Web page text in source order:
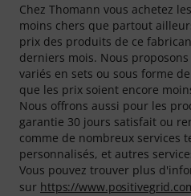
Chez Thomann vous achetez
moins chers que partout
prix des produits de ce
derniers mois. Nous
variés en sets ou sous forme
que les prix soient encore
Nous offrons aussi pour les
garantie 30 jours satisfait ou
comme de nombreux services
personnalisés, et autres
Vous pouvez trouver plus
sur https://